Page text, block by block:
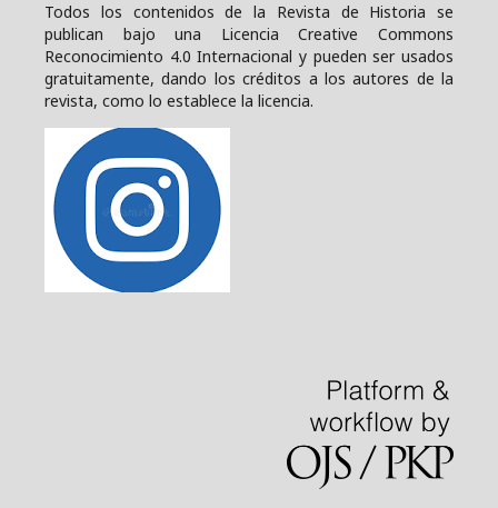
Todos los contenidos de la Revista de Historia se
publican bajo una
Licencia Creative Commons
Reconocimiento 4.0 Internacional y pueden ser usados
gratuitamente, dando los créditos a los autores de la
revista, como lo establece la licencia.